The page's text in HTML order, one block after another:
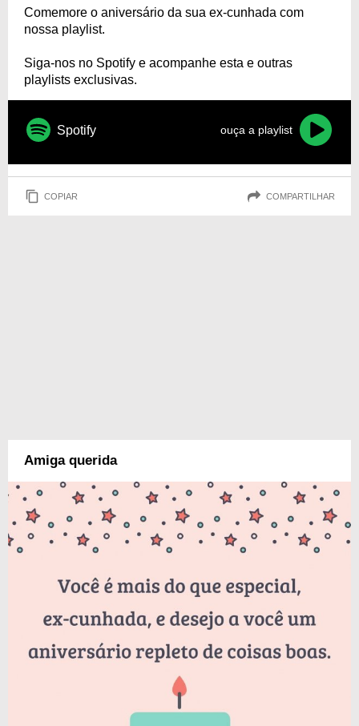
Comemore o aniversário da sua ex-cunhada com
nossa playlist.
Siga-nos no Spotify e acompanhe esta e outras
playlists exclusivas.
Spotify ouça a playlist
COPIAR COMPARTILHAR
Amiga querida